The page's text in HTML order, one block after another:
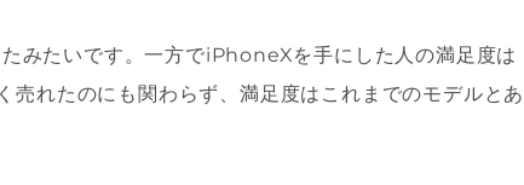
みたいです。一方でiPhoneXを手にした人の満足度は
売れたのにも関わらず、満足度は これまでのモデルとあ